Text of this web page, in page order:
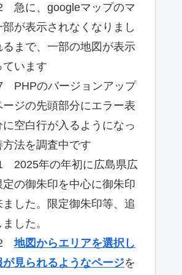
急に、googleマップのマ
が表示されなくなりまし
まで、一部の地図が表示
ています
PHPのバージョンアップ
ージの先頭部分にエラー表
空白行が入るようになっ
法を調査中です
2025年の年初に広島県広
の御朱印を中心に御朱印
した。限定御朱印等、追
した。
地図からエリアを選択し
見られるようなページを